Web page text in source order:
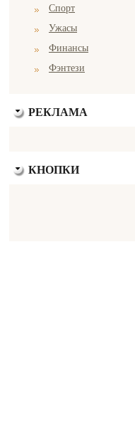
Спорт
Ужасы
Финансы
Фэнтези
РЕКЛАМА
КНОПКИ